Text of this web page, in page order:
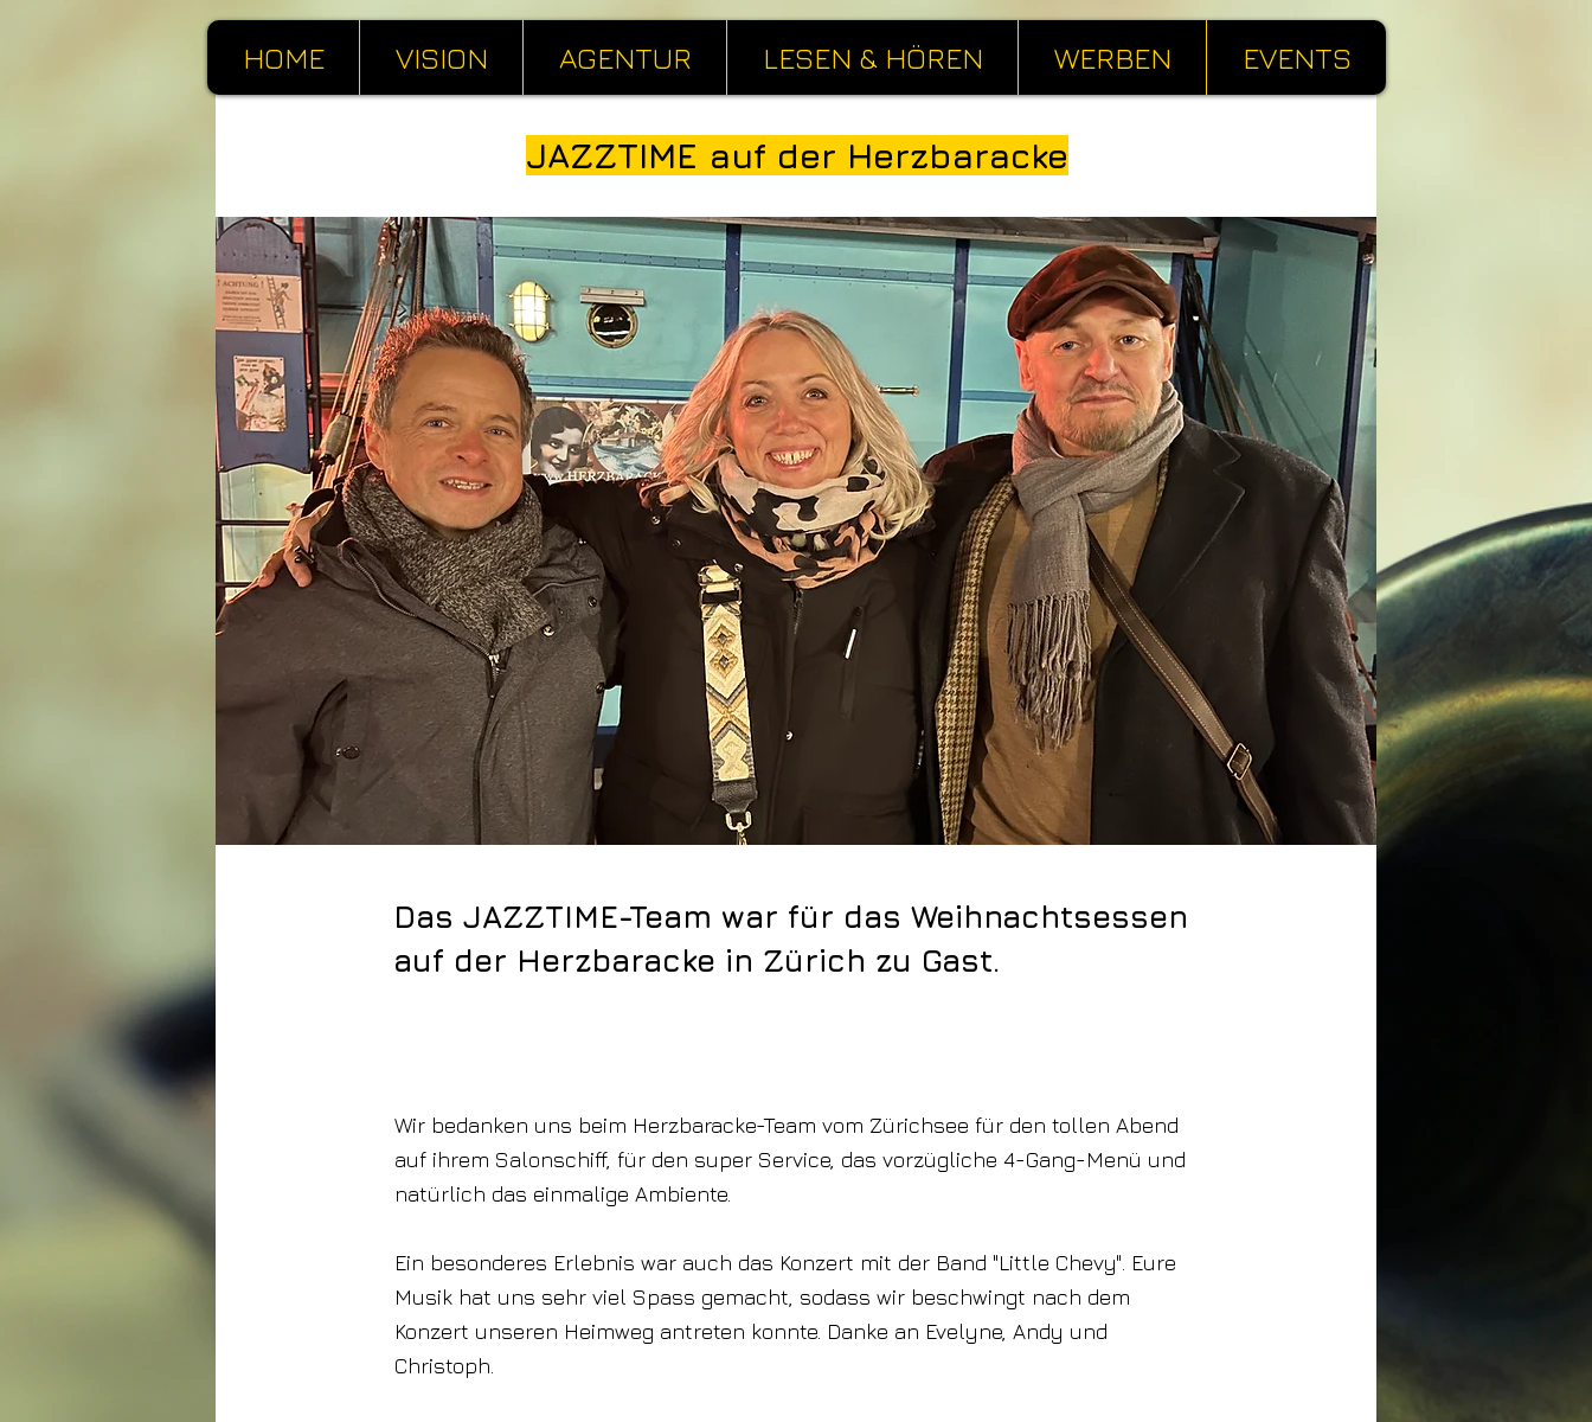
HOME VISION AGENTUR LESEN & HÖREN WERBEN EVENTS
JAZZTIME auf der Herzbaracke
Das JAZZTIME-Team war für das Weihnachtsessen
auf der Herzbaracke in Zürich zu Gast.
Wir bedanken uns beim Herzbaracke-Team vom Zürichsee für den tollen Abend
auf ihrem Salonschiff, für den super Service, das vorzügliche 4-Gang-Menü und
natürlich das einmalige Ambiente.
Ein besonderes Erlebnis war auch das Konzert mit der Band "Little Chevy". Eure
Musik hat uns sehr viel Spass gemacht, sodass wir beschwingt nach dem
Konzert unseren Heimweg antreten konnte. Danke an Evelyne, Andy und
Christoph.